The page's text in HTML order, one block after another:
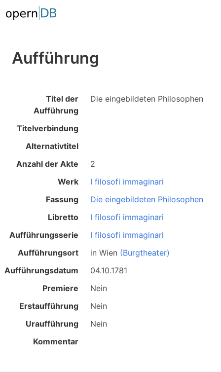
Aufführung
Titel der
Aufführung
Die eingebildeten Philosophen
Titelverbindung
Alternativtitel
Anzahl der Akte
2
Werk
I filosofi immaginari
Fassung
Die eingebildeten Philosophen
Libretto
I filosofi immaginari
Aufführungsserie
I filosofi immaginari
Aufführungsort
inWien (Burgtheater)
Aufführungsdatum
04.10.1781
Premiere
Nein
Erstaufführung
Nein
Uraufführung
Nein
Kommentar